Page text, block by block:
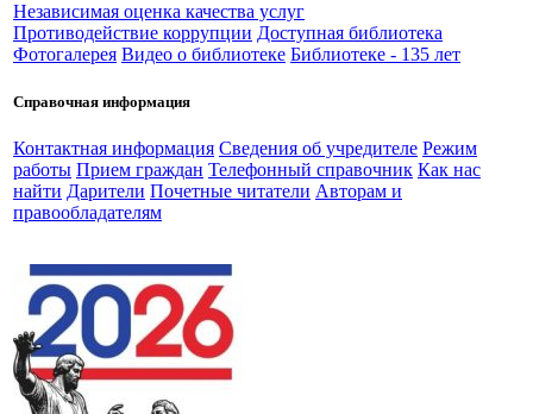
Независимая оценка качества услуг
Противодействие коррупции Доступная библиотека
Фотогалерея Видео о библиотеке Библиотеке - 135 лет
Справочная информация
Контактная информация Сведения об учредителе Режим
работы Прием граждан Телефонный справочник Как нас
найти Дарители Почетные читатели Авторам и
правообладателям